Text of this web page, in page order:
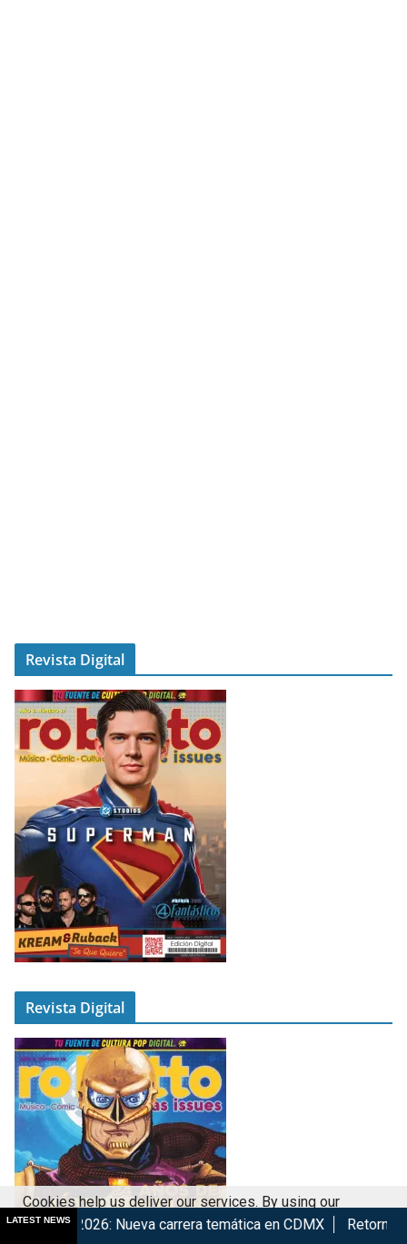
Revista Digital
Revista Digital
LATEST NEWS
Nueva carrera temática en CDMX Retorna The
Cookies help us deliver our services. By using our
services, you agree to our use of cookies.
Got it